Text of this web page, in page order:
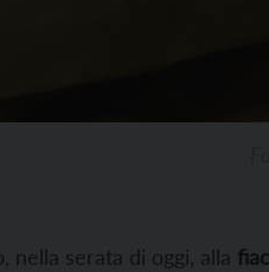
nella serata di oggi, alla